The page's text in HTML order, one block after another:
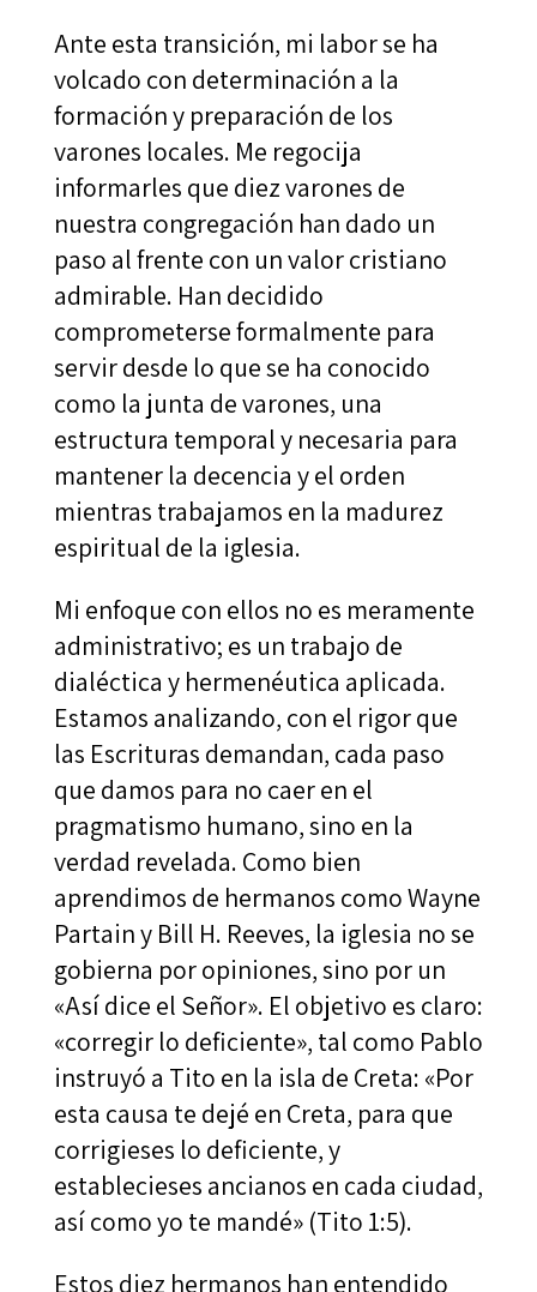
Ante esta transición, mi labor se ha
volcado con determinación a la
formación y preparación de los
varones locales. Me regocija
informarles que diez varones de
nuestra congregación han dado un
paso al frente con un valor cristiano
admirable. Han decidido
comprometerse formalmente para
servir desde lo que se ha conocido
como la junta de varones, una
estructura temporal y necesaria para
mantener la decencia y el orden
mientras trabajamos en la madurez
espiritual de la iglesia.
Mi enfoque con ellos no es meramente
administrativo; es un trabajo de
dialéctica y hermenéutica aplicada.
Estamos analizando, con el rigor que
las Escrituras demandan, cada paso
que damos para no caer en el
pragmatismo humano, sino en la
verdad revelada. Como bien
aprendimos de hermanos como Wayne
Partain y Bill H. Reeves, la iglesia no se
gobierna por opiniones, sino por un
«Así dice el Señor». El objetivo es claro:
«corregir lo deficiente», tal como Pablo
instruyó a Tito en la isla de Creta: «Por
esta causa te dejé en Creta, para que
corrigieses lo deficiente, y
establecieses ancianos en cada ciudad,
así como yo te mandé» (Tito 1:5).
Estos diez hermanos han entendido